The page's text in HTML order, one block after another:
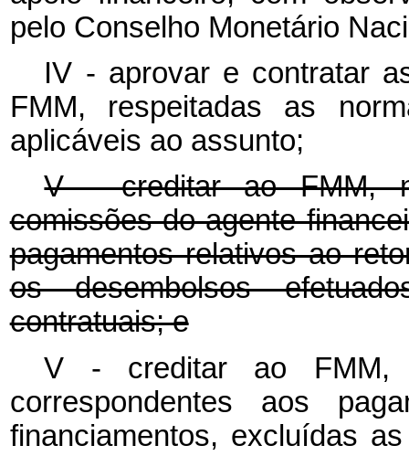
pelo Conselho Monetário
IV - aprovar e contratar
FMM, respeitadas as
aplicáveis ao assunto;
V - creditar ao FMM,
comissões do agente
pagamentos relativos ao
os desembolsos
contratuais; e
V - creditar ao FMM,
correspondentes aos
financiamentos, excluídas